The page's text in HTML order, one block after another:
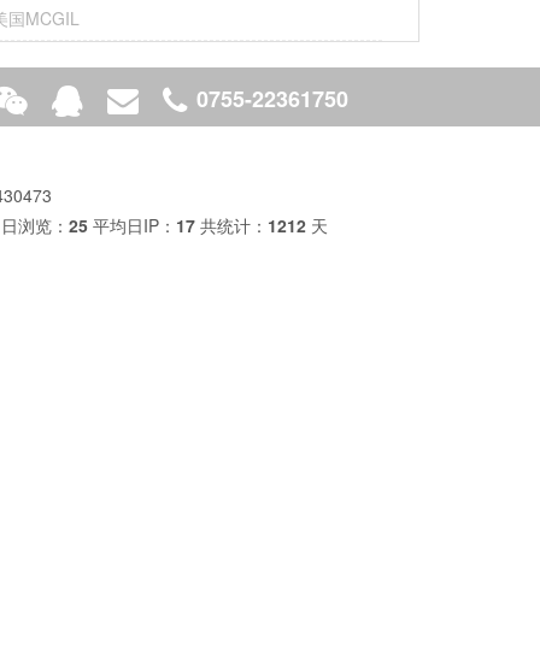
MCGIL
0755-22361750
浏览： 25平均日IP： 17共统计： 1212天